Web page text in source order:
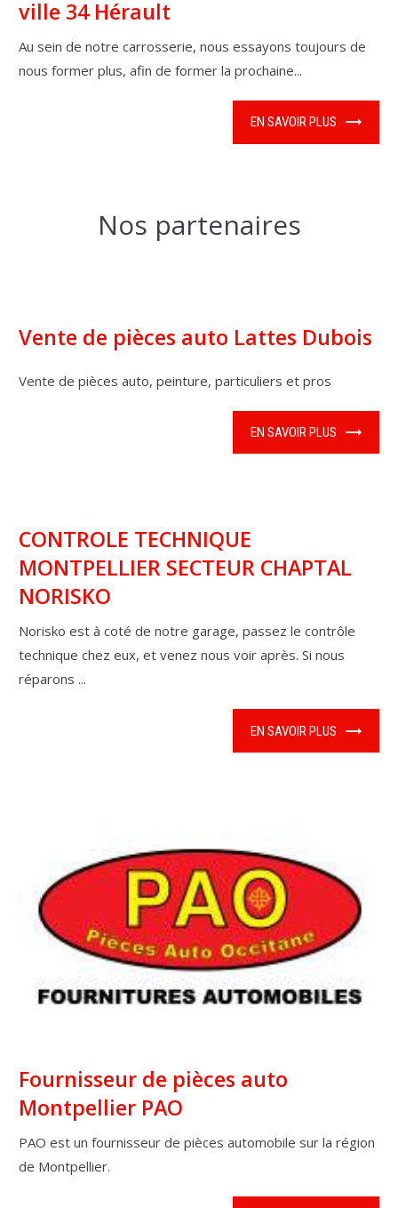
ville 34 Hérault
Au sein de notre carrosserie, nous essayons toujours de
nous former plus, afin de former la prochaine...
EN SAVOIR PLUS
Nos partenaires
Vente de pièces auto Lattes Dubois
Vente de pièces auto, peinture, particuliers et pros
EN SAVOIR PLUS
CONTROLE TECHNIQUE
MONTPELLIER SECTEUR CHAPTAL
NORISKO
Norisko est à coté de notre garage, passez le contrôle
technique chez eux, et venez nous voir après. Si nous
réparons ...
EN SAVOIR PLUS
Fournisseur de pièces auto
Montpellier PAO
PAO est un fournisseur de pièces automobile sur la région
de Montpellier.